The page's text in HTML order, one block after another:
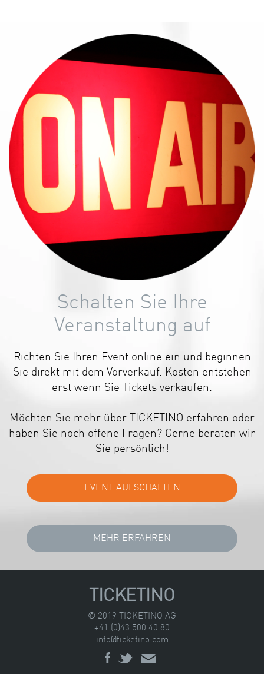
Schalten Sie Ihre
Veranstaltung auf
Richten Sie Ihren Event online ein und beginnen
Sie direkt mit dem Vorverkauf. Kosten entstehen
erst wenn Sie Tickets verkaufen.
Möchten Sie mehr über TICKETINO erfahren oder
haben Sie noch offene Fragen? Gerne beraten wir
Sie persönlich!
TICKETINO
© 2019 TICKETINO AG
+41 (0)43 500 40 80
info@ticketino.com